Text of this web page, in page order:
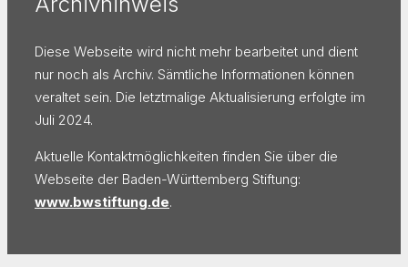
Diese Webseite wird nicht mehr bearbeitet und dient
nur noch als Archiv. Sämtliche Informationen können
veraltet sein. Die letztmalige Aktualisierung erfolgte im
Juli 2024.
Aktuelle Kontaktmöglichkeiten finden Sie über die
Webseite der Baden-Württemberg Stiftung:
www.bwstiftung.de.